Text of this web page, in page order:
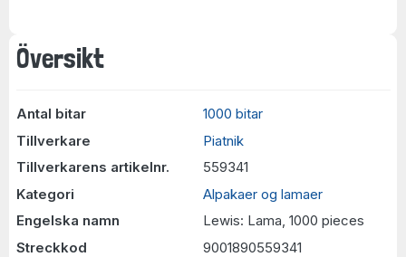
Översikt
Antal bitar
1000 bitar
Tillverkare
Piatnik
Tillverkarens artikelnr.
559341
Kategori
Alpakaer og lamaer
Engelska namn
Lewis: Lama, 1000 pieces
Streckkod
9001890559341